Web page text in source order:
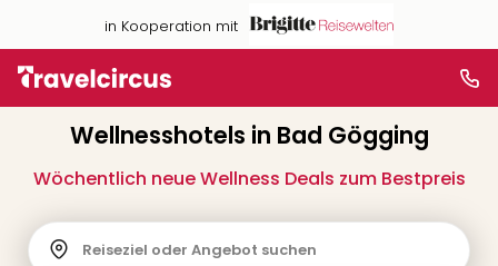
in Kooperation mit
Wellnesshotels in Bad Gögging
Wöchentlich neue Wellness Deals zum Bestpreis
Reiseziel oder Angebot suchen